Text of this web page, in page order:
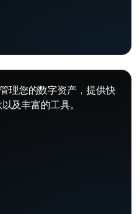
理您的数字资产，提供快
及丰富的工具。